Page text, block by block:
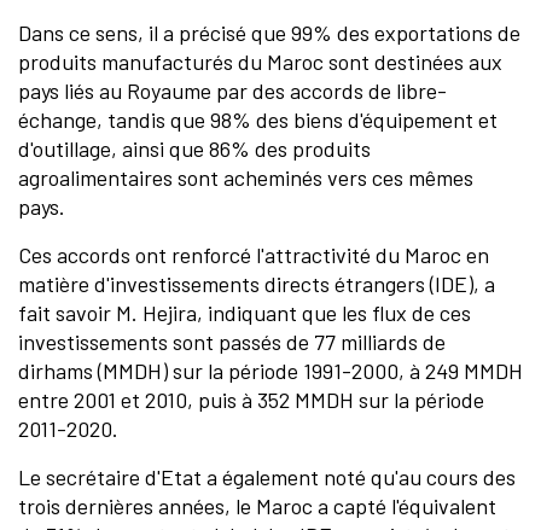
Dans ce sens, il a précisé que 99% des exportations de
produits manufacturés du Maroc sont destinées aux
pays liés au Royaume par des accords de libre-
échange, tandis que 98% des biens d'équipement et
d'outillage, ainsi que 86% des produits
agroalimentaires sont acheminés vers ces mêmes
pays.
Ces accords ont renforcé l'attractivité du Maroc en
matière d'investissements directs étrangers (IDE), a
fait savoir M. Hejira, indiquant que les flux de ces
investissements sont passés de 77 milliards de
dirhams (MMDH) sur la période 1991-2000, à 249 MMDH
entre 2001 et 2010, puis à 352 MMDH sur la période
2011-2020.
Le secrétaire d'Etat a également noté qu'au cours des
trois dernières années, le Maroc a capté l'équivalent